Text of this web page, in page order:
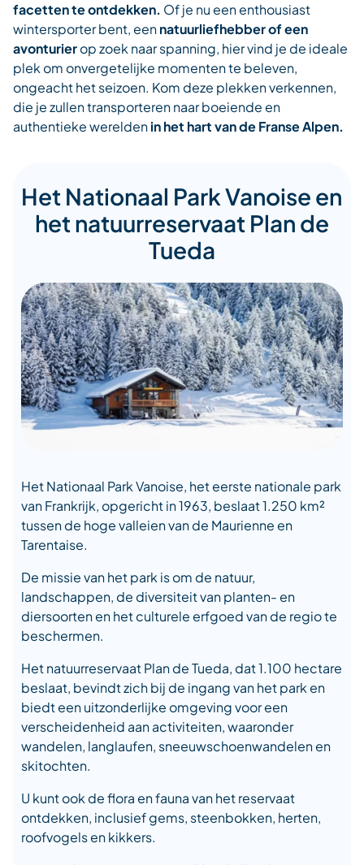
facetten te ontdekken. Of je nu een enthousiast
wintersporter bent, eennatuurliefhebber of een
avonturierop zoek naar spanning, hier vind je de ideale
plek om onvergetelijke momenten te beleven,
ongeacht het seizoen. Kom deze plekken verkennen,
die je zullen transporteren naar boeiende en
authentieke wereldenin het hart van de Franse Alpen.
Het Nationaal Park Vanoise en
het natuurreservaat Plan de
Tueda
Het Nationaal Park Vanoise, het eerste nationale park
van Frankrijk, opgericht in 1963, beslaat 1.250 km²
tussen de hoge valleien van de Maurienne en
Tarentaise.
De missie van het park is om de natuur,
landschappen, de diversiteit van planten- en
diersoorten en het culturele erfgoed van de regio te
beschermen.
Het natuurreservaat Plan de Tueda, dat 1.100 hectare
beslaat, bevindt zich bij de ingang van het park en
biedt een uitzonderlijke omgeving voor een
verscheidenheid aan activiteiten, waaronder
wandelen, langlaufen, sneeuwschoenwandelen en
skitochten.
U kunt ook de flora en fauna van het reservaat
ontdekken, inclusief gems, steenbokken, herten,
roofvogels en kikkers.